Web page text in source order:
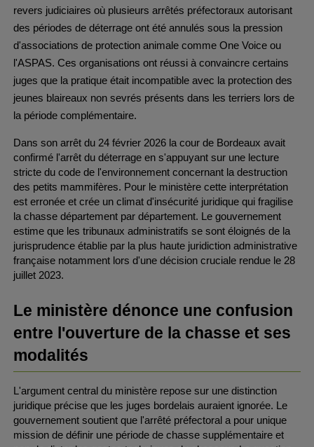
revers judiciaires où plusieurs arrêtés préfectoraux autorisant
des périodes de déterrage ont été annulés sous la pression
d'associations de protection animale comme One Voice ou
l'ASPAS. Ces organisations ont réussi à convaincre certains
juges que la pratique était incompatible avec la protection des
jeunes blaireaux non sevrés présents dans les terriers lors de
la période complémentaire.
Dans son arrêt du 24 février 2026 la cour de Bordeaux avait
confirmé l'arrêt du déterrage en s'appuyant sur une lecture
stricte du code de l'environnement concernant la destruction
des petits mammifères. Pour le ministère cette interprétation
est erronée et crée un climat d'insécurité juridique qui fragilise
la chasse département par département. Le gouvernement
estime que les tribunaux administratifs se sont éloignés de la
jurisprudence établie par la plus haute juridiction administrative
française notamment lors d'une décision cruciale rendue le 28
juillet 2023.
Le ministère dénonce une confusion
entre l'ouverture de la chasse et ses
modalités
L'argument central du ministère repose sur une distinction
juridique précise que les juges bordelais auraient ignorée. Le
gouvernement soutient que l'arrêté préfectoral a pour unique
mission de définir une période de chasse supplémentaire et